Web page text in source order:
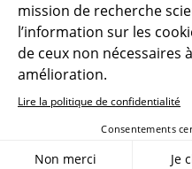
Créer un compte Se
Gestion
mission de recherche
l’information sur les
de ceux non nécessaires
amélioration.
Lire la politique de confidentialité
Consentements
Non merci Je